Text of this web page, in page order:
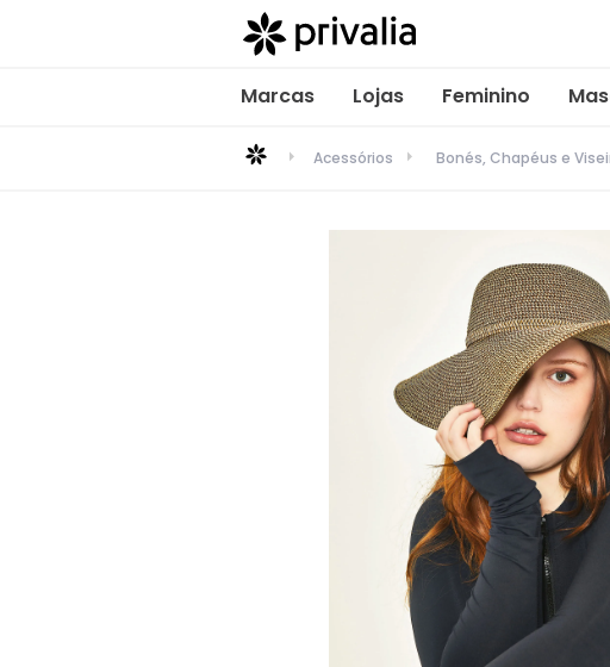
Marcas Lojas Feminino
Acessórios Bonés, Chapéus e